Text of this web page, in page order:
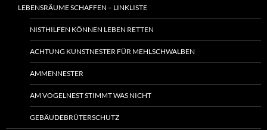
LEBENSRÄUME SCHAFFEN – LINKLISTE
NISTHILFEN KÖNNEN LEBEN RETTEN
ACHTUNG KUNSTNESTER FÜR MEHLSCHWALBEN
AMMENNESTER
AM VOGELNEST STIMMT WAS NICHT
GEBÄUDEBRÜTERSCHUTZ